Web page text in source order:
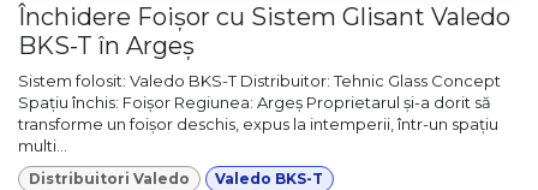
Închidere Foișor cu Sistem Glisant Valedo
BKS-T în Argeș
Sistem folosit: Valedo BKS-T Distribuitor: Tehnic Glass Concept
Spațiu închis: Foișor Regiunea: Argeș Proprietarul și-a dorit să
transforme un foișor deschis, expus la intemperii, într-un spațiu
multi...
Distribuitori Valedo Valedo BKS-T